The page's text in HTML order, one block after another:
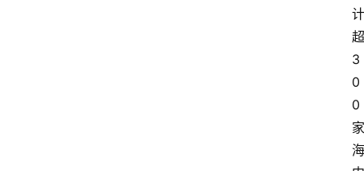
计
超
3
0
0
家
海